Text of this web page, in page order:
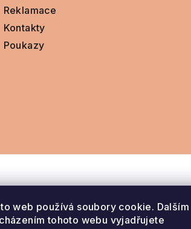
web používá soubory cookie. Dalším
tohoto webu vyjadřujete
Reklamace
Kontakty
Poukazy